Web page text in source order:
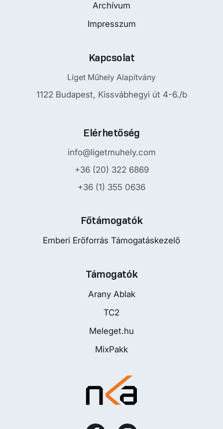
Archívum
Impresszum
Kapcsolat
Liget Műhely Alapítvány
1122 Budapest, Kissvábhegyi út 4-6./b
Elérhetőség
info@ligetmuhely.com
+36 (20) 322 6869
+36 (1) 355 0636
Főtámogatók
Emberi Erőforrás Támogatáskezelő
Támogatók
Arany Ablak
TC2
Meleget.hu
MixPakk